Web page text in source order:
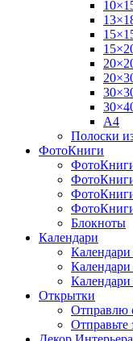
A4
Полоски
ФотоКниги
Блокноты
Календари
Открытки
Отправлю
Отправьте